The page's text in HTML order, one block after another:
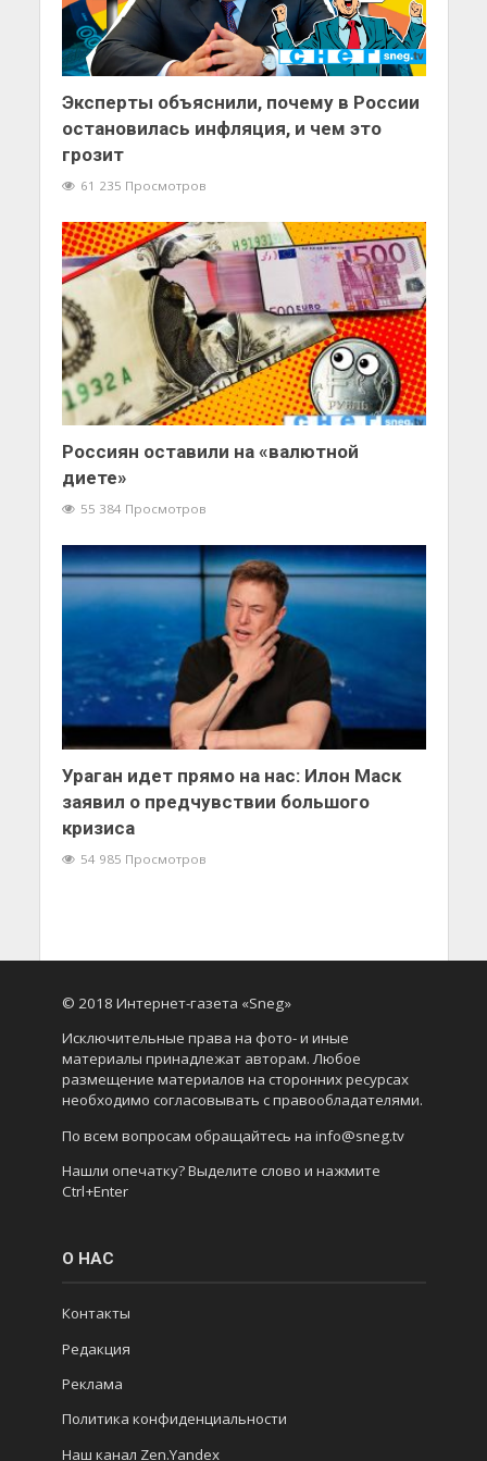
Эксперты объяснили, почему в России
остановилась инфляция, и чем это
грозит
61 235 Просмотров
Россиян оставили на «валютной
диете»
55 384 Просмотров
Ураган идет прямо на нас: Илон Маск
заявил о предчувствии большого
кризиса
54 985 Просмотров
© 2018 Интернет-газета «Sneg»
Исключительные права на фото- и иные
материалы принадлежат авторам. Любое
размещение материалов на сторонних ресурсах
необходимо согласовывать с правообладателями.
По всем вопросам обращайтесь на info@sneg.tv
Нашли опечатку? Выделите слово и нажмите
Ctrl+Enter
О НАС
Контакты
Редакция
Реклама
Политика конфиденциальности
Наш канал Zen.Yandex